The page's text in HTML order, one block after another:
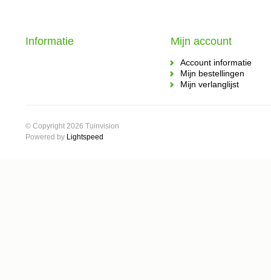
Informatie Mijn account
Account informatie
Mijn bestellingen
Mijn verlanglijst
© Copyright 2026 Tuinvision
Powered by Lightspeed